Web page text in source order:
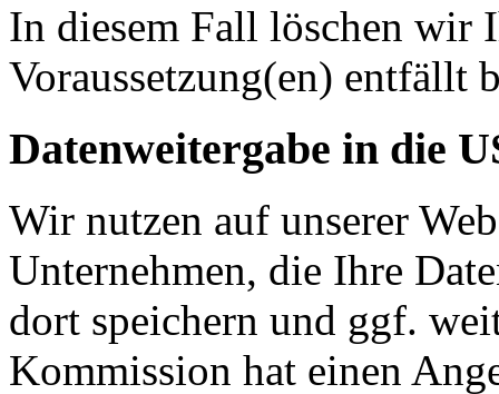
In diesem Fall löschen wir
Voraussetzung(en) entfällt
Datenweitergabe in die
Wir nutzen auf unserer
Unternehmen, die Ihre
dort speichern und ggf.
Kommission hat einen